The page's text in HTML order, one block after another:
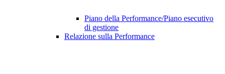
Piano della Performance/Piano esecutivo
di gestione
Relazione sulla Performance